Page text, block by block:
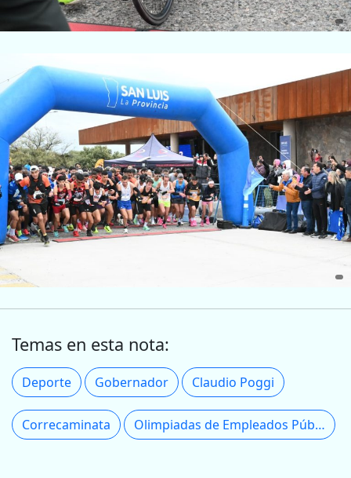
Temas en esta nota:
Deporte Gobernador Claudio Poggi
Correcaminata Olimpiadas de Empleados Públicos